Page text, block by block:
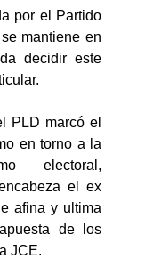
por el Partido
mantiene en
decidir este
PLD marcó el
en torno a la
electoral,
el ex
afina y ultima
de los
JCE.